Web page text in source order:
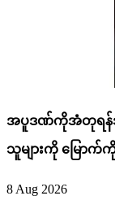
အပူဒဏ်ကိုအံတုရန်အ
သူများကို မြော
8 Aug 2026